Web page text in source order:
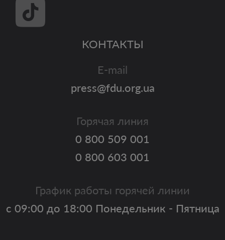
КОНТАКТЫ
E-mail
press@fdu.org.ua
Горячая линия
0 800 509 001
0 800 603 001
График работы горячей линии
с 09:00 до 18:00 Понедельник - Пятница